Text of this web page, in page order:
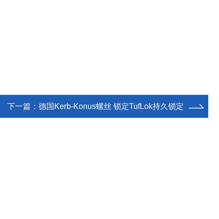
下一篇： 德国Kerb-Konus螺丝 锁定TufLok持久锁定